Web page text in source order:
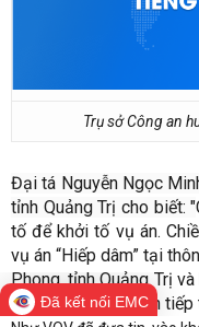
Trụ sở Công an
Đại tá Nguyễn Ngọc
tỉnh Quảng Trị cho biết: "
tố để khởi tố vụ án.
vụ án “Hiếp dâm” tại
Phong, tỉnh Quảng Trị
nhiều đối tượng nên tiếp
Đã kết nối EMC